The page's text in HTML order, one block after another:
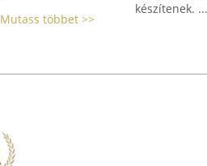
Mutass többet >>
készítenek. ...